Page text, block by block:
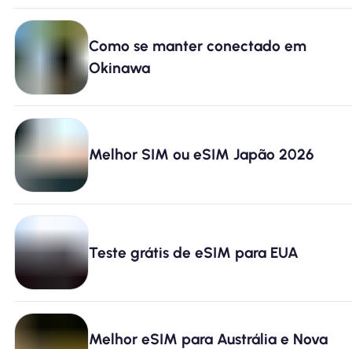
Como se manter conectado em
Okinawa
Melhor SIM ou eSIM Japão 2026
Teste grátis de eSIM para EUA
Melhor eSIM para Austrália e Nova